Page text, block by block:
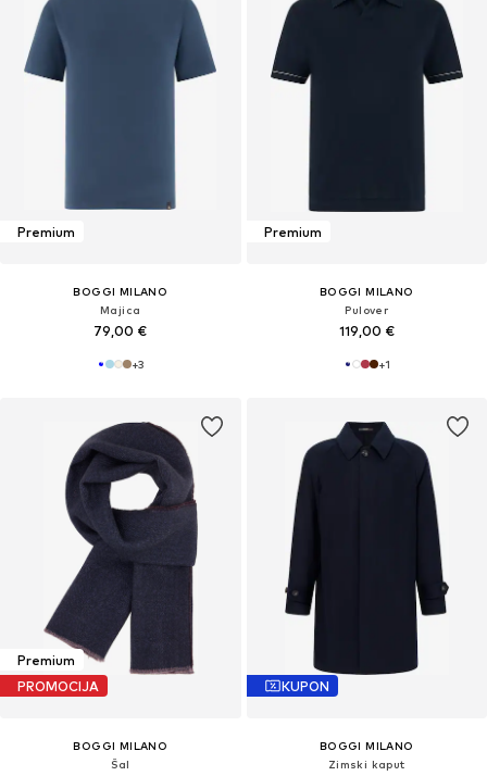
Premium
BOGGI MILANO
Majica
79,00 €
+3
Premium
BOGGI MILANO
Pulover
119,00 €
+1
Premium
PROMOCIJA
BOGGI MILANO
Šal
KUPON
BOGGI MILANO
Zimski kaput